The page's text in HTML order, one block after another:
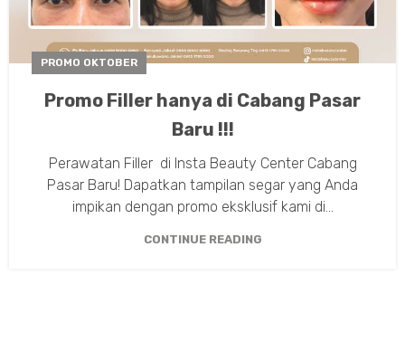
PROMO OKTOBER
Promo Filler hanya di Cabang Pasar
Baru !!!
Perawatan Filler di Insta Beauty Center Cabang
Pasar Baru! Dapatkan tampilan segar yang Anda
impikan dengan promo eksklusif kami di...
CONTINUE READING